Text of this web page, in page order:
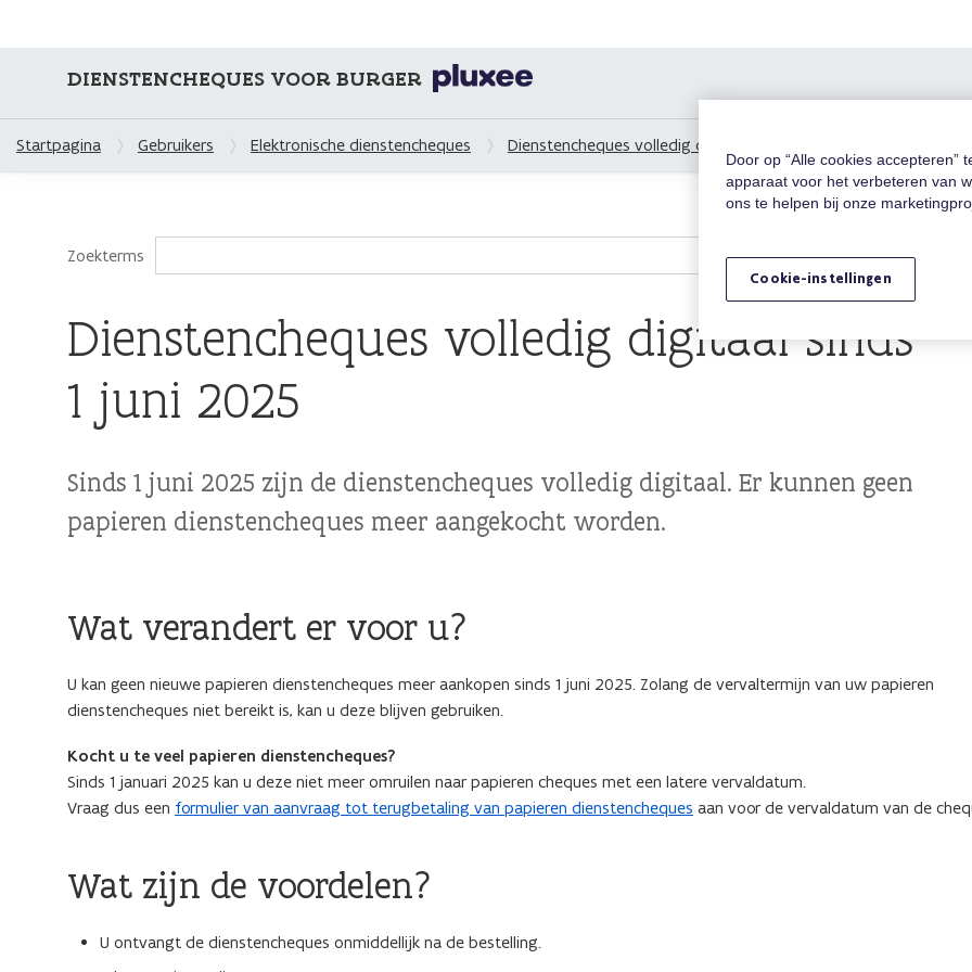
DIENSTENCHEQUES VOOR BURGER
Startpagina Gebruikers Elektronische dienstencheques Dienstencheques volledig digitaal
Zoekterms
Dienstencheques volledig digitaal sinds
1 juni 2025
Sinds 1 juni 2025 zijn de dienstencheques volledig digitaal. Er kunnen geen
papieren dienstencheques meer aangekocht worden.
Wat verandert er voor u?
U kan geen nieuwe papieren dienstencheques meer aankopen sinds 1 juni 2025. Zolang de vervaltermijn van uw papieren
dienstencheques niet bereikt is, kan u deze blijven gebruiken.
Kocht u te veel papieren dienstencheques?
Sinds 1 januari 2025 kan u deze niet meer omruilen naar papieren cheques met een latere vervaldatum.
Vraag dus een formulier van aanvraag tot terugbetaling van papieren dienstencheques aan voor de vervaldatum van de
Wat zijn de voordelen?
U ontvangt de dienstencheques onmiddellijk na de bestelling.
Door op “Alle cookies
apparaat voor het verbeteren van
ons te helpen bij onze
Cookie-instellingen